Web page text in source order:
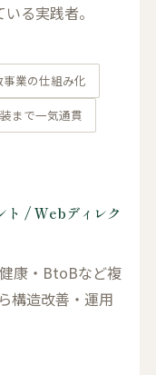
る実践者。
業の仕組み化
まで一気通貫
ト / Webディレク
康・BtoBなど複
構造改善・運用